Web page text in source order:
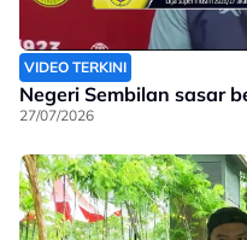
VIDEO TERKINI
Negeri Sembilan sasar
27/07/2026